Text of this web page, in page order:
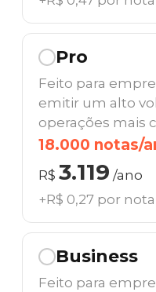
Pro
Feito para
emitir um alto
operações mais
18.000 notas/
R$ 3.119 /ano
+R$ 0,27 por
Business
Feito para